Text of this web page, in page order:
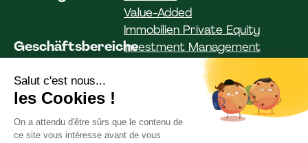
Value-Added
Immobilien Private Equity
GeschäftsbereicheInvestment Management
Investor Solutions
Asset Management
Fonds
Institutionelle Kunden
Privatkunden
ESG Unser Engagement